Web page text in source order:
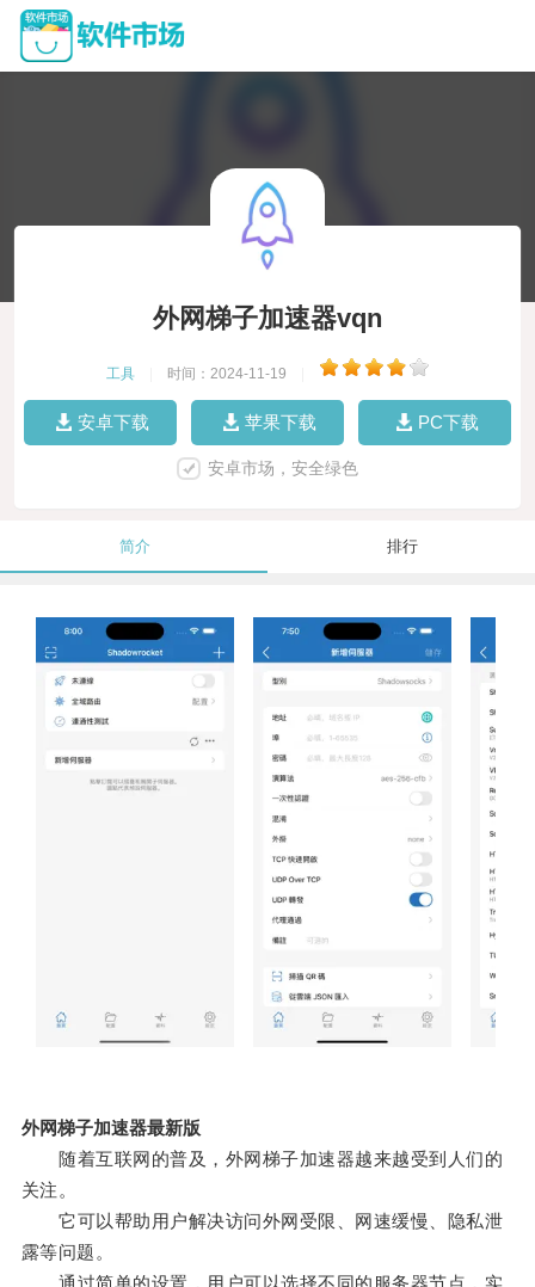
外网梯子加速器vqn
工具 时间：2024-11-19
安卓下载 苹果下载 PC下载
安卓市场，安全绿色
简介 排行
外网梯子加速器最新版
随着互联网的普及，外网梯子加速器越来越受到人们的
关注。
它可以帮助用户解决访问外网受限、网速缓慢、隐私泄
露等问题。